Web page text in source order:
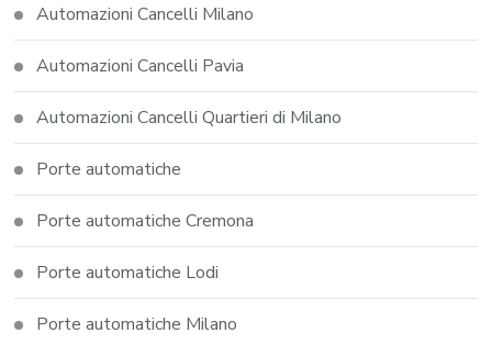
Automazioni Cancelli Milano
Automazioni Cancelli Pavia
Automazioni Cancelli Quartieri di Milano
Porte automatiche
Porte automatiche Cremona
Porte automatiche Lodi
Porte automatiche Milano